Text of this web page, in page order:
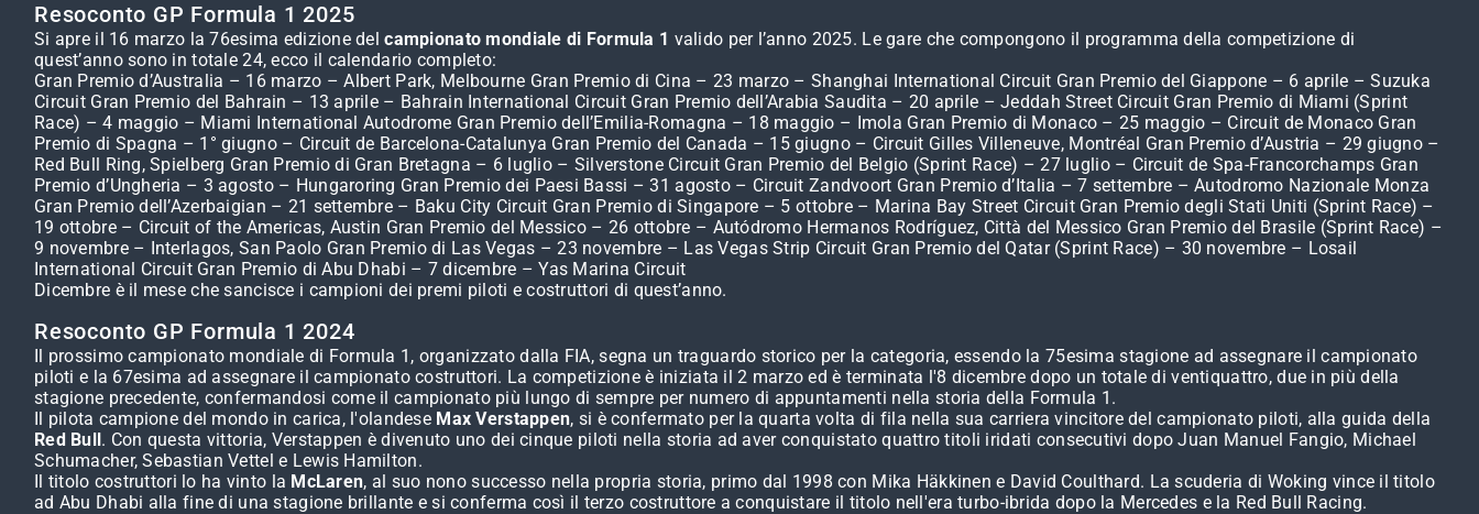
Resoconto GP Formula 1 2025
Si apre il 16 marzo la 76esima edizione delcampionato mondiale di Formula 1 valido per l’anno 2025. Le gare che compongono il programma della competizione di
quest’anno sono in totale 24, ecco il calendario completo:
Gran Premio d’Australia – 16 marzo – Albert Park, Melbourne Gran Premio di Cina – 23 marzo – Shanghai International Circuit Gran Premio del Giappone – 6 aprile – Suzuka
Circuit Gran Premio del Bahrain – 13 aprile – Bahrain International Circuit Gran Premio dell’Arabia Saudita – 20 aprile – Jeddah Street Circuit Gran Premio di Miami (Sprint
Race) – 4 maggio – Miami International Autodrome Gran Premio dell’Emilia-Romagna – 18 maggio – Imola Gran Premio di Monaco – 25 maggio – Circuit de Monaco Gran
Premio di Spagna – 1° giugno – Circuit de Barcelona-Catalunya Gran Premio del Canada – 15 giugno – Circuit Gilles Villeneuve, Montréal Gran Premio d’Austria – 29 giugno –
Red Bull Ring, Spielberg Gran Premio di Gran Bretagna – 6 luglio – Silverstone Circuit Gran Premio del Belgio (Sprint Race) – 27 luglio – Circuit de Spa-Francorchamps Gran
Premio d’Ungheria – 3 agosto – Hungaroring Gran Premio dei Paesi Bassi – 31 agosto – Circuit Zandvoort Gran Premio d’Italia – 7 settembre – Autodromo Nazionale Monza
Gran Premio dell’Azerbaigian – 21 settembre – Baku City Circuit Gran Premio di Singapore – 5 ottobre – Marina Bay Street Circuit Gran Premio degli Stati Uniti (Sprint Race) –
19 ottobre – Circuit of the Americas, Austin Gran Premio del Messico – 26 ottobre – Autódromo Hermanos Rodríguez, Città del Messico Gran Premio del Brasile (Sprint Race) –
9 novembre – Interlagos, San Paolo Gran Premio di Las Vegas – 23 novembre – Las Vegas Strip Circuit Gran Premio del Qatar (Sprint Race) – 30 novembre – Losail
International Circuit Gran Premio di Abu Dhabi – 7 dicembre – Yas Marina Circuit
Dicembre è il mese che sancisce i campioni dei premi piloti e costruttori di quest’anno.
Resoconto GP Formula 1 2024
Il prossimo campionato mondiale di Formula 1, organizzato dalla FIA, segna un traguardo storico per la categoria, essendo la 75esima stagione ad assegnare il campionato
piloti e la 67esima ad assegnare il campionato costruttori. La competizione è iniziata il 2 marzo ed è terminata l'8 dicembre dopo un totale di ventiquattro, due in più della
stagione precedente, confermandosi come il campionato più lungo di sempre per numero di appuntamenti nella storia della Formula 1.
Il pilota campione del mondo in carica, l'olandese Max Verstappen, si è confermato per la quarta volta di fila nella sua carriera vincitore del campionato piloti, alla guida della
Red Bull. Con questa vittoria, Verstappen è divenuto uno dei cinque piloti nella storia ad aver conquistato quattro titoli iridati consecutivi dopo Juan Manuel Fangio, Michael
Schumacher, Sebastian Vettel e Lewis Hamilton.
Il titolo costruttori lo ha vinto la McLaren, al suo nono successo nella propria storia, primo dal 1998 con Mika Häkkinen e David Coulthard. La scuderia di Woking vince il titolo
ad Abu Dhabi alla fine di una stagione brillante e si conferma così il terzo costruttore a conquistare il titolo nell'era turbo-ibrida dopo la Mercedes e la Red Bull Racing.